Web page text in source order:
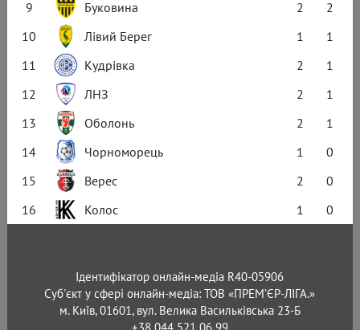
9
Буковина 2
2
10
Лівий Берег 1
1
11
Кудрівка 2
1
12
ЛНЗ 2
1
13
Оболонь 2
1
14
Чорноморець 1
0
15
Верес 2
0
16
Колос 1 0
Ідентифікатор онлайн-медіа R40-05906
Суб'єкт у сфері онлайн-медіа: ТОВ «ПРЕМ’ЄР-ЛІГА.»
м. Київ, 01601, вул. Велика Васильківська 23-Б
+38 044 521 06 99